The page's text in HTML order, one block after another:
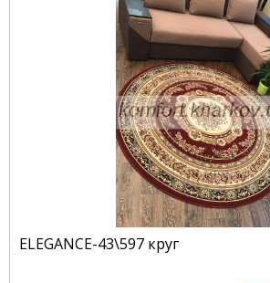
ELEGANCE-43\597 круг